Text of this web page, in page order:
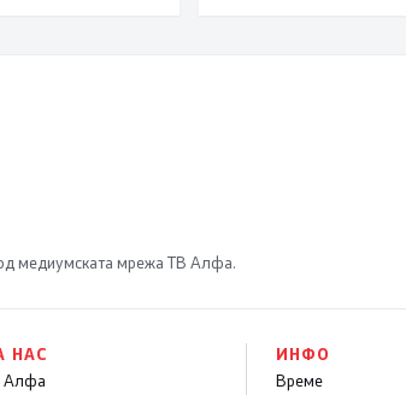
медиумската мрежа ТВ Алфа.
НАС
Алфа
ИНФО
Време